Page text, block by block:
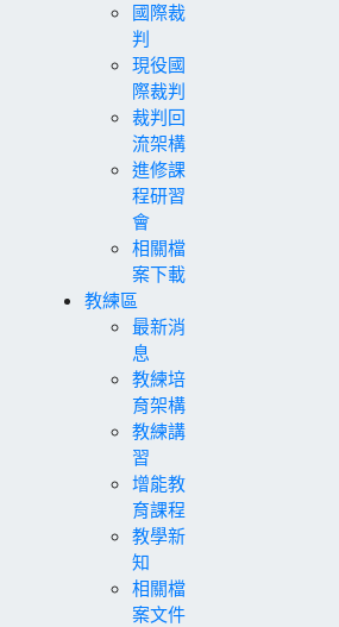
國際裁
判
現役國
際裁判
裁判回
流架構
進修課
程研習
會
相關檔
案下載
教練區
最新消
息
教練培
育架構
教練講
習
增能教
育課程
教學新
知
相關檔
案文件